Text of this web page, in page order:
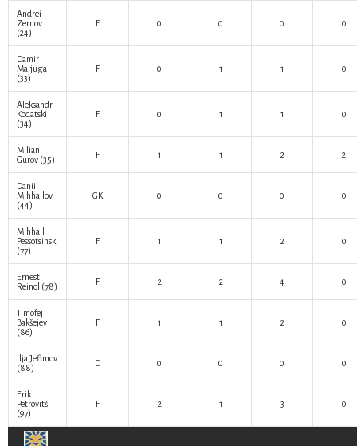
Andrei
Zernov
(24)
F 0 0 0 0
Damir
Maljuga
(33)
F 0 1 1 0
Aleksandr
Kodatski
(34)
F 0 1 1 0
Milian
Gurov (35) F 1 1 2 2
Daniil
Mihhailov
(44)
GK 0 0 0 0
Mihhail
Pessotsinski
(77)
F 1 1 2 0
Ernest
Reinol (78) F 2 2 4 0
Timofej
Bakšejev
(86)
F 1 1 2 0
Ilja Jefimov
(88)
D 0 0 0 0
Erik
Petrovitš
(97)
F 2 1 3 0